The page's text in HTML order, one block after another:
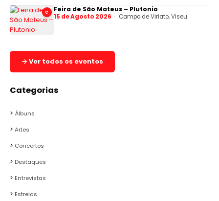
C Feira de São Mateus – Plutonio
15 de Agosto 2026 Campo de Viriato, Viseu
→ Ver todos os eventos
Categorias
Álbuns
Artes
Concertos
Destaques
Entrevistas
Estreias